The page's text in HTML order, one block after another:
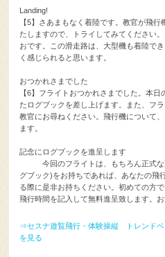
Landing!
【5】さあまもなく着陸です。教官が飛
たしますので、トライしてみてください
おです。この滑走路は、大型機も着陸で
く感じられると思います。
おつかれさまでした
【6】フライトおつかれさまでした。本
たログブックを差し上げます。また、フ
教官にお尋ねください。飛行機について
ます。
記念にログブックを進呈します
今回のフライトは、もちろん正式な
グブック)をお持ちであれば、あなたの飛
る際に是非お持ちください。初めての方
飛行時間を記入して無料進呈致します。お
⇒セスナ遊覧飛行・体験操縦 トレンドベ
を見る